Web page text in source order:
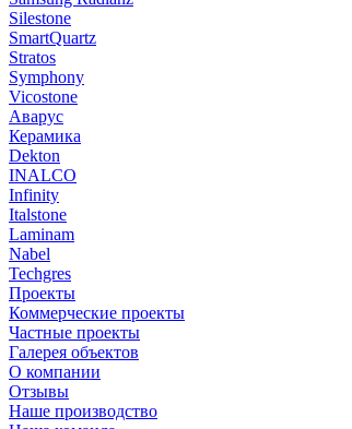
Silestone
SmartQuartz
Stratos
Symphony
Vicostone
Аварус
Керамика
Dekton
INALCO
Infinity
Italstone
Laminam
Nabel
Techgres
Проекты
Коммерческие проекты
Частные проекты
Галерея объектов
О компании
Отзывы
Наше производство